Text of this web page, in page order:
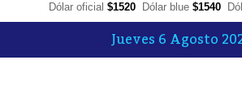
Dólar oficial $1520 Dólar blue $1540
Jueves 6 Agosto